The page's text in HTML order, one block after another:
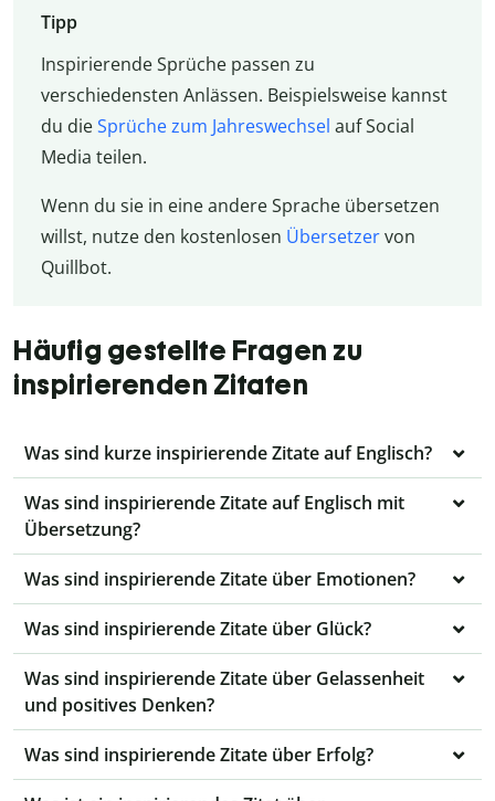
Tipp
Inspirierende Sprüche passen zu
verschiedensten Anlässen. Beispielsweise kannst
du dieSprüche zum Jahreswechsel auf Social
Media teilen.
Wenn du sie in eine andere Sprache übersetzen
willst, nutze den kostenlosen Übersetzervon
Quillbot.
Häufig gestellte Fragen zu
inspirierenden Zitaten
Was sind kurze inspirierende Zitate auf Englisch?
Was sind inspirierende Zitate auf Englisch mit
Übersetzung?
Was sind inspirierende Zitate über Emotionen?
Was sind inspirierende Zitate über Glück?
Was sind inspirierende Zitate über Gelassenheit
und positives Denken?
Was sind inspirierende Zitate über Erfolg?